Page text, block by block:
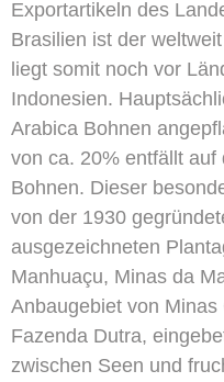
Exportartikeln des
Brasilien ist der
liegt somit noch vor
Indonesien.
Arabica Bohnen
von ca. 20% entfällt auf
Bohnen. Dieser
von der 1930
ausgezeichneten
Manhuaçu, Minas da
Anbaugebiet von
Fazenda Dutra,
zwischen Seen und